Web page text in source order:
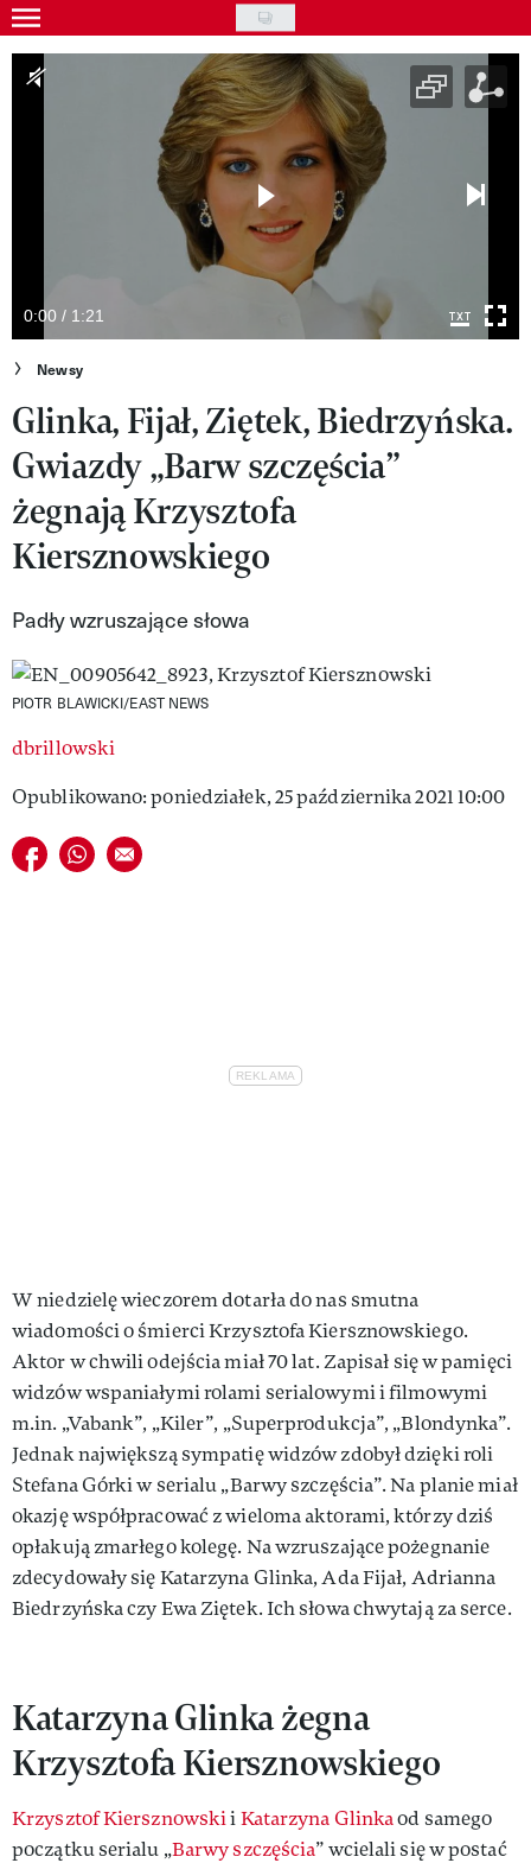
Skip
to
main
Gwiazdy
Kultura
Wideo
Nasze akcje
VIVA!ART
VIVA!MODA
VIVA!LIFESTYLE
VIVA!MAN
VIVA!PEOPLE POWER
VIVA!ITAKA
MAGAZYN VIVA!
0:00 / 1:21
Newsy
Glinka, Fijał, Ziętek, Biedrzyńska.
Gwiazdy „Barw szczęścia”
żegnają Krzysztofa
Kiersznowskiego
Padły wzruszające słowa
PIOTR BLAWICKI/EAST NEWS
dbrillowski
Opublikowano: poniedziałek, 25 października 2021 10:00
Udostępnij na facebook
Udostępnij na whatsapp
E-mail do przyjaciela
W niedzielę wieczorem dotarła do nas smutna
wiadomości o śmierci Krzysztofa Kiersznowskiego.
Aktor w chwili odejścia miał 70 lat. Zapisał się w pamięci
widzów wspaniałymi rolami serialowymi i filmowymi
m.in. „Vabank”, „Kiler”, „Superprodukcja”, „Blondynka”.
Jednak największą sympatię widzów zdobył dzięki roli
Stefana Górki w serialu „Barwy szczęścia”. Na planie miał
okazję współpracować z wieloma aktorami, którzy dziś
opłakują zmarłego kolegę. Na wzruszające pożegnanie
zdecydowały się Katarzyna Glinka, Ada Fijał, Adrianna
Biedrzyńska czy Ewa Ziętek. Ich słowa chwytają za serce.
Katarzyna Glinka żegna
Krzysztofa Kiersznowskiego
Krzysztof KiersznowskiiKatarzyna Glinkaod samego
początku serialu „Barwy szczęścia” wcielali się w postać